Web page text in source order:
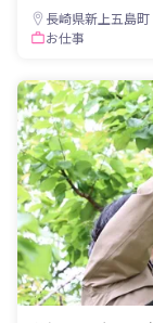
長崎県新上五島町
お仕事